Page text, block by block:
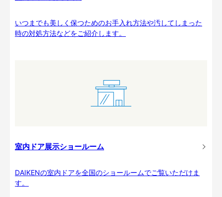
いつまでも美しく保つためのお手入れ方法や汚してしまった
時の対処方法などをご紹介します。
室内ドア展示ショールーム
DAIKENの室内ドアを全国のショールームでご覧いただけま
す。